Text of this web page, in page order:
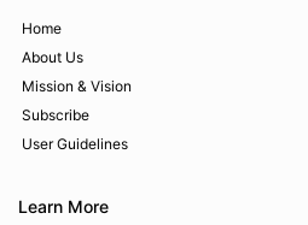
Home
About Us
Mission & Vision
Subscribe
User Guidelines
Learn More